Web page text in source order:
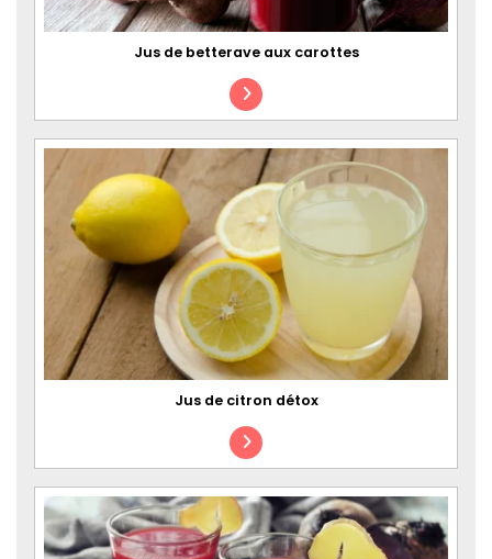
Jus de betterave aux carottes
Jus de citron détox